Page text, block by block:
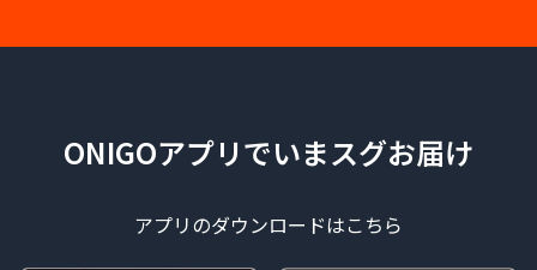
ONIGOアプリでいまスグお届け
アプリのダウンロードはこちら